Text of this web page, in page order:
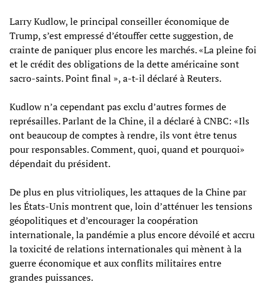
Larry Kudlow, le principal conseiller économique de
Trump, s’est empressé d’étouffer cette suggestion, de
crainte de paniquer plus encore les marchés. «La pleine foi
et le crédit des obligations de la dette américaine sont
sacro-saints. Point final », a-t-il déclaré à Reuters.
Kudlow n’a cependant pas exclu d’autres formes de
représailles. Parlant de la Chine, il a déclaré à CNBC: «Ils
ont beaucoup de comptes à rendre, ils vont être tenus
pour responsables. Comment, quoi, quand et pourquoi»
dépendait du président.
De plus en plus vitrioliques, les attaques de la Chine par
les États-Unis montrent que, loin d’atténuer les tensions
géopolitiques et d’encourager la coopération
internationale, la pandémie a plus encore dévoilé et accru
la toxicité de relations internationales qui mènent à la
guerre économique et aux conflits militaires entre
grandes puissances.